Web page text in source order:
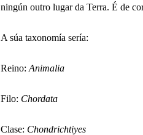
ningún outro lugar da Terra. É de
A súa taxonomía sería:
Reino: Animalia
Filo: Chordata
Clase: Chondrichtiyes